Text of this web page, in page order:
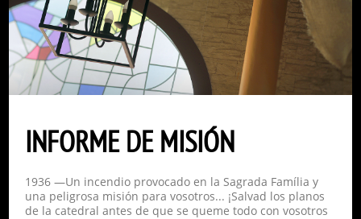
INFORME DE MISIÓN
1936 —Un incendio provocado en la Sagrada Família y
una peligrosa misión para vosotros... ¡Salvad los planos
de la catedral antes de que se queme todo con vosotros